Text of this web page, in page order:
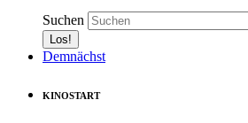
Suchen
Demnächst
KINOSTART